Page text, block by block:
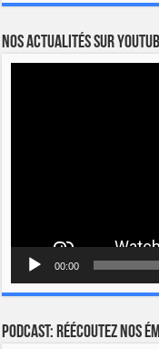
Nos actualités sur
00:00
Podcast: Réécoutez nos